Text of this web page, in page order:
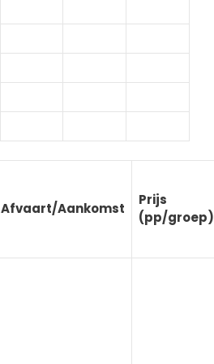
Afvaart/Aankomst
Prijs
(pp/groep)